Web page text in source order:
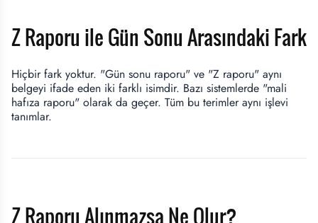
Z Raporu ile Gün Sonu Arasındaki Fark
Hiçbir fark yoktur. "Gün sonu raporu" ve "Z raporu" aynı
belgeyi ifade eden iki farklı isimdir. Bazı sistemlerde "mali
hafıza raporu" olarak da geçer. Tüm bu terimler aynı işlevi
tanımlar.
Z Raporu Alınmazsa Ne Olur?